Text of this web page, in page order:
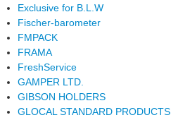
Exclusive for B.L.W
Fischer-barometer
FMPACK
FRAMA
FreshService
GAMPER LTD.
GIBSON HOLDERS
GLOCAL STANDARD PRODUCTS